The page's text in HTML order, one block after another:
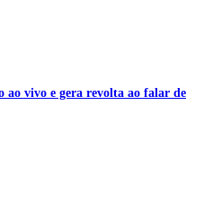
vivo e gera revolta ao falar de